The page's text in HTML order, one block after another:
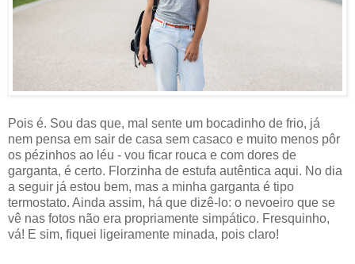
Pois é. Sou das que, mal sente um bocadinho de frio, já
nem pensa em sair de casa sem casaco e muito menos pôr
os pézinhos ao léu - vou ficar rouca e com dores de
garganta, é certo. Florzinha de estufa autêntica aqui. No dia
a seguir já estou bem, mas a minha garganta é tipo
termostato. Ainda assim, há que dizê-lo: o nevoeiro que se
vê nas fotos não era propriamente simpático. Fresquinho,
vá! E sim, fiquei ligeiramente minada, pois claro!